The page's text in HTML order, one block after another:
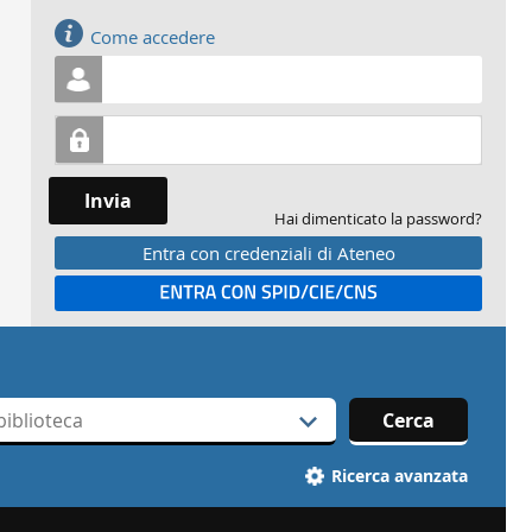
Come accedere
Invia
Hai dimenticato la password?
Entra con credenziali di Ateneo
Entra con SPID
Cerca
Ricerca avanzata